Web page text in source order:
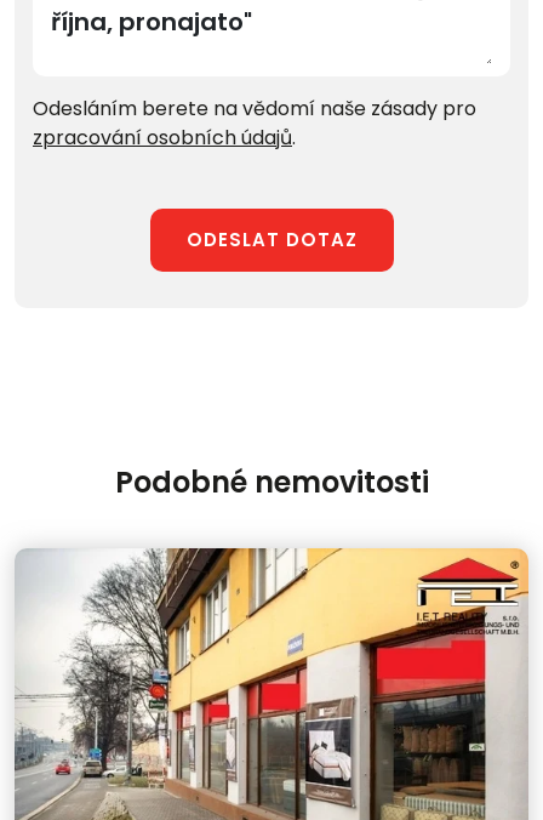
Odesláním berete na vědomí naše zásady pro
zpracování osobních údajů.
ODESLAT DOTAZ
Podobné nemovitosti